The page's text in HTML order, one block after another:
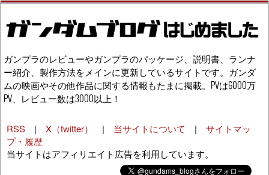
ガンプラのレビューやガンプラのパッケージ、説明書、ランナ
ー紹介、製作方法をメインに更新しているサイトです。ガンダ
ムの映画やその他作品に関する情報もたまに掲載。PVは6000万
PV、レビュー数は3000以上！
RSS | X（twitter） | 当サイトについて | サイトマッ
プ・履歴
当サイトはアフィリエイト広告を利用しています。